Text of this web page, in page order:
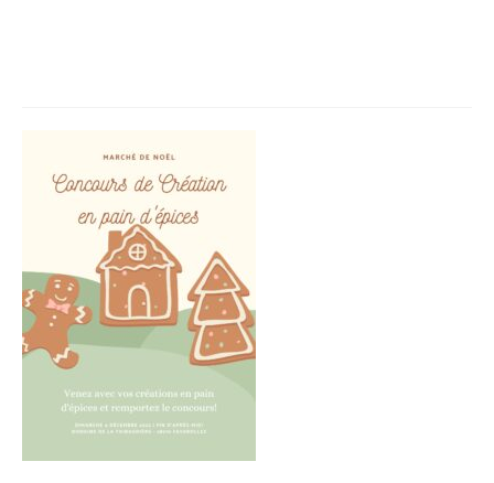
Contact et horaires
Mon village
Mes démarches
Faverolles dans la presse
Faverolles Infos – Format
Séjourner à Faverolles